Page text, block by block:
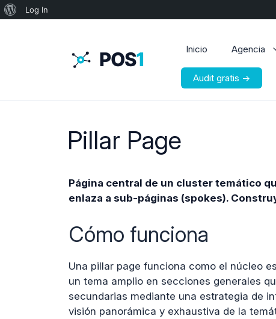
Acerca
Log In
Inicio Agencia
Audit gratis →
Pillar Page
Página central de un cluster temático
enlaza a sub-páginas (spokes).
Cómo funciona
Una pillar page funciona como el núcleo
un tema amplio en secciones generales
secundarias mediante una estrategia de
visión panorámica y exhaustiva de la